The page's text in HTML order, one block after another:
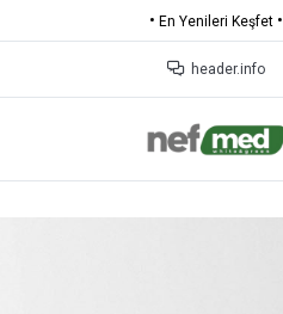
•KARGO ÜCRETSİZ•
header.info